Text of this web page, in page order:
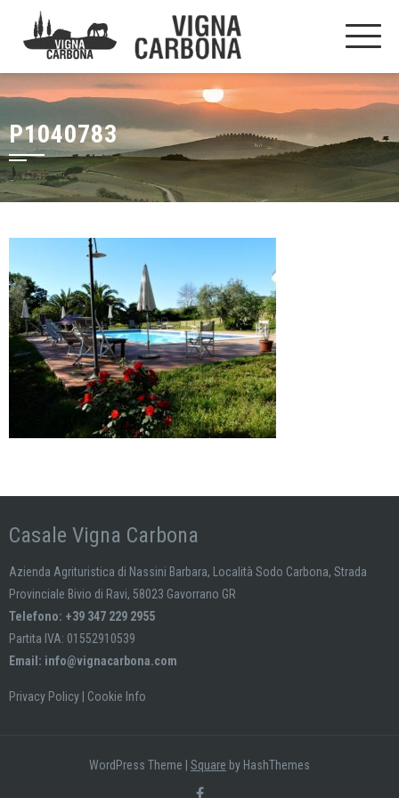
P1040783
Casale Vigna Carbona
Azienda Agrituristica di Nassini Barbara, Località Sodo Carbona, Strada
Provinciale Bivio di Ravi, 58023 Gavorrano GR
Telefono: +39 347 229 2955
Partita IVA: 01552910539
Email: info@vignacarbona.com
Privacy Policy Cookie Info
WordPress Theme Square by HashThemes